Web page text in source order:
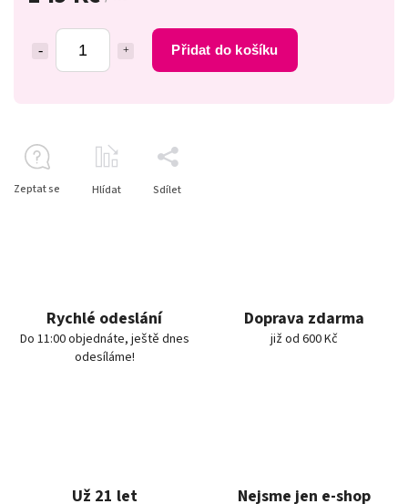
Přidat do košíku
Zeptat se Hlídat Sdílet
Rychlé odeslání
Do 11:00 objednáte, ještě dnes
odesíláme!
Doprava zdarma
již od 600 Kč
Už 21 let Nejsme jen e-shop